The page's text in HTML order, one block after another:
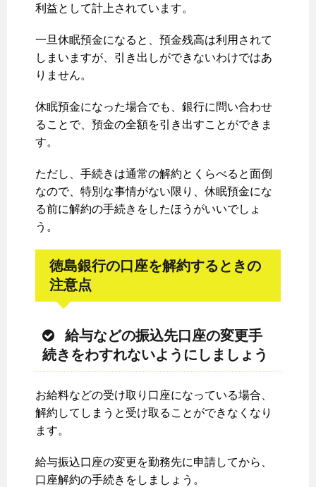
利益として計上されています。
一旦休眠預金になると、預金残高は利用されて
しまいますが、引き出しができないわけではあ
りません。
休眠預金になった場合でも、銀行に問い合わせ
ることで、預金の全額を引き出すことができま
す。
ただし、手続きは通常の解約とくらべると面倒
なので、特別な事情がない限り、休眠預金にな
る前に解約の手続きをしたほうがいいでしょ
う。
徳島銀行の口座を解約するときの
注意点
給与などの振込先口座の変更手
続きをわすれないようにしましょう
お給料などの受け取り口座になっている場合、
解約してしまうと受け取ることができなくなり
ます。
給与振込口座の変更を勤務先に申請してから、
口座解約の手続きをしましょう。